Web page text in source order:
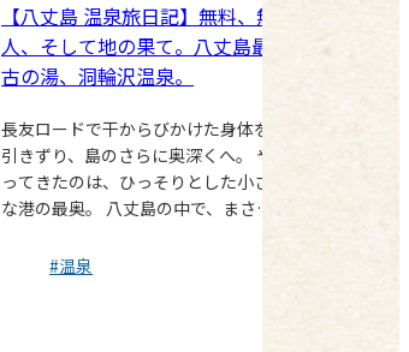
【八丈島 温泉旅日記】無料、無
人、そして地の果て。八丈島最
古の湯、洞輪沢温泉。
長友ロードで干からびかけた身体を
引きずり、島のさらに奥深くへ。 や
ってきたのは、ひっそりとした小さ
な港の最奥。 八丈島の中で、まさに
所。そこに、島で一番昔からあると
#温泉